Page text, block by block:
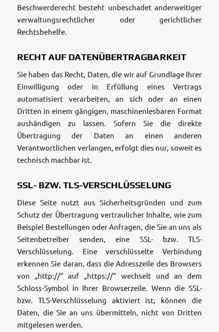
Beschwerderecht besteht unbeschadet anderweitiger
verwaltungsrechtlicher oder gerichtlicher
Rechtsbehelfe.
RECHT AUF DATENÜBERTRAGBARKEIT
Sie haben das Recht, Daten, die wir auf Grundlage Ihrer
Einwilligung oder in Erfüllung eines Vertrags
automatisiert verarbeiten, an sich oder an einen
Dritten in einem gängigen, maschinenlesbaren Format
aushändigen zu lassen. Sofern Sie die direkte
Übertragung der Daten an einen anderen
Verantwortlichen verlangen, erfolgt dies nur, soweit es
technisch machbar ist.
SSL- BZW. TLS-VERSCHLÜSSELUNG
Diese Seite nutzt aus Sicherheitsgründen und zum
Schutz der Übertragung vertraulicher Inhalte, wie zum
Beispiel Bestellungen oder Anfragen, die Sie an uns als
Seitenbetreiber senden, eine SSL- bzw. TLS-
Verschlüsselung. Eine verschlüsselte Verbindung
erkennen Sie daran, dass die Adresszeile des Browsers
von „http://“ auf „https://“ wechselt und an dem
Schloss-Symbol in Ihrer Browserzeile. Wenn die SSL-
bzw. TLS-Verschlüsselung aktiviert ist, können die
Daten, die Sie an uns übermitteln, nicht von Dritten
mitgelesen werden.